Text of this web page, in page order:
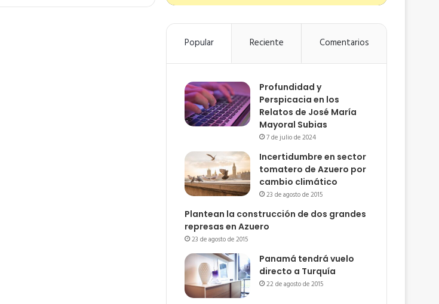
Popular Reciente Comentarios
Profundidad y
Perspicacia en los
Relatos de José María
Mayoral Subias
7 de julio de 2024
Incertidumbre en sector
tomatero de Azuero por
cambio climático
23 de agosto de 2015
Plantean la construcción de dos grandes
represas en Azuero
23 de agosto de 2015
Panamá tendrá vuelo
directo a Turquía
22 de agosto de 2015